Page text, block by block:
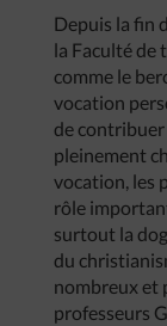
Depuis la fin
la Faculté de
comme le
vocation
de contribuer
pleinement
vocation, les
rôle
surtout la
du
nombreux et
professeurs